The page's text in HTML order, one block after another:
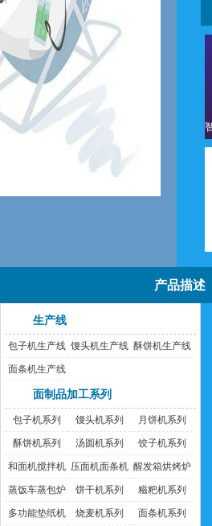
产品描述
生产线
包子机生产线 馒头机生产线 酥饼机生产线
面条机生产线
面制品加工系列
包子机系列 馒头机系列 月饼机系列
酥饼机系列 汤圆机系列 饺子机系列
和面机搅拌机 压面机面条机 醒发箱烘烤炉
蒸饭车蒸包炉 饼干机系列 糍粑机系列
多功能垫纸机 烧麦机系列 面条机系列